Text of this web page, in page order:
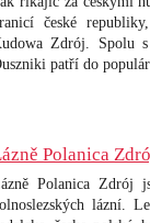
české
Zdrój. Spolu
patří do
Polanica
Polanica Zdrój
lázní.